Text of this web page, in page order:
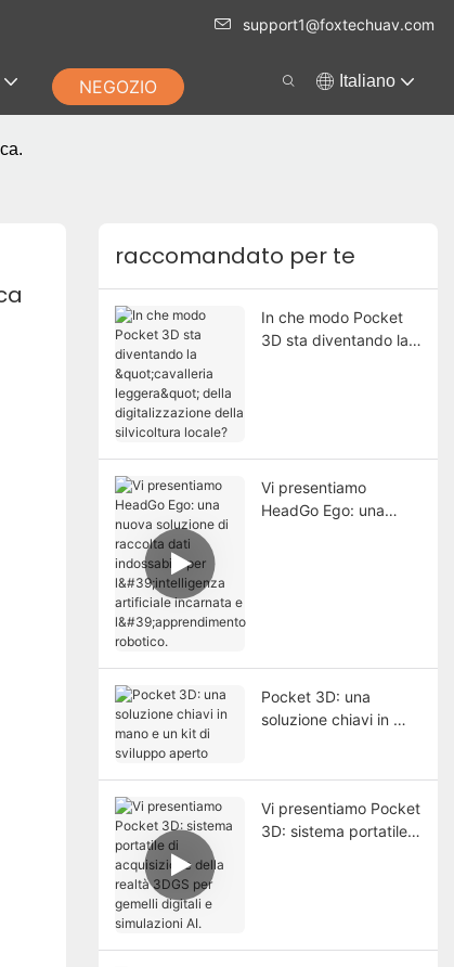
support1@foxtechuav.com
NEGOZIO Italiano
raccomandato per te
In che modo Pocket
3D sta diventando la
Vi presentiamo
HeadGo Ego: una
robotico.
Pocket 3D: una
soluzione chiavi in ​​
Vi presentiamo Pocket
3D: sistema portatile